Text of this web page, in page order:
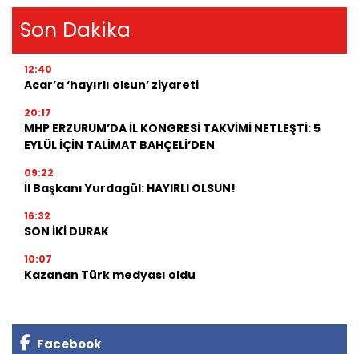
Son Dakika
12:40
Acar’a ‘hayırlı olsun’ ziyareti
20:17
MHP ERZURUM’DA İL KONGRESİ TAKVİMİ NETLEŞTİ: 5
EYLÜL İÇİN TALİMAT BAHÇELİ’DEN
09:22
İl Başkanı Yurdagül: HAYIRLI OLSUN!
16:32
SON İKİ DURAK
10:07
Kazanan Türk medyası oldu
Facebook